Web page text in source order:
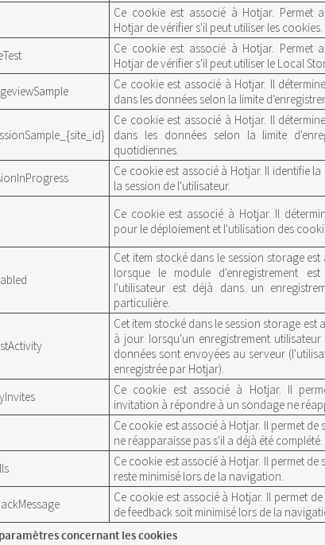
Ce cookie est associé à Hotjar. Permet
Hotjar de vérifier s'il peut utiliser les cookies.
Ce cookie est associé à Hotjar. Permet
Hotjar de vérifier s'il peut utiliser le Local
Ce cookie est associé à Hotjar. Il
dans les données selon la limite
Ce cookie est associé à Hotjar. Il
dans les données selon la limite
quotidiennes.
Ce cookie est associé à Hotjar. Il identifie
la session de l'utilisateur.
Ce cookie est associé à Hotjar. Il
pour le déploiement et l'utilisation des
Cet item stocké dans le session storage
lorsque le module d'enregistrement
l'utilisateur est déjà dans un
particulière.
Cet item stocké dans le session storage est
à jour lorsqu'un enregistrement
données sont envoyées au serveur
enregistrée par Hotjar).
Ce cookie est associé à Hotjar. Il
invitation à répondre à un sondage ne
Ce cookie est associé à Hotjar. Il permet
ne réapparaisse pas s'il a déjà été complété.
Ce cookie est associé à Hotjar. Il permet
reste minimisé lors de la navigation.
Ce cookie est associé à Hotjar. Il permet
de feedback soit minimisé lors de la
concernant les cookies